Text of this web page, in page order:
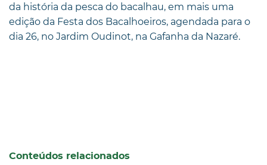
da história da pesca do bacalhau, em mais uma
edição da Festa dos Bacalhoeiros, agendada para o
dia 26, no Jardim Oudinot, na Gafanha da Nazaré.
Conteúdos relacionados